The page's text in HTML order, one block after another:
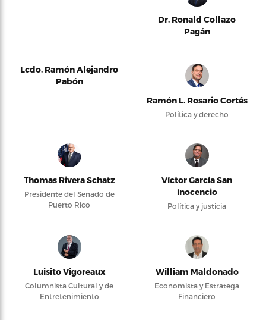
Dr. Ronald Collazo
Pagán
Lcdo. Ramón Alejandro
Pabón
Ramón L. Rosario Cortés
Política y derecho
Thomas Rivera Schatz
Presidente del Senado de
Puerto Rico
Víctor García San
Inocencio
Política y justicia
Luisito Vigoreaux
Columnista Cultural y de
Entretenimiento
William Maldonado
Economista y Estratega
Financiero